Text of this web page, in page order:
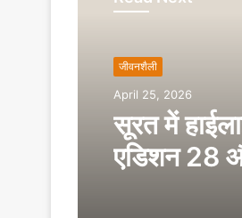
जीवनशैली
April 25, 2026
सूरत में
एडिशन 28
सूरत